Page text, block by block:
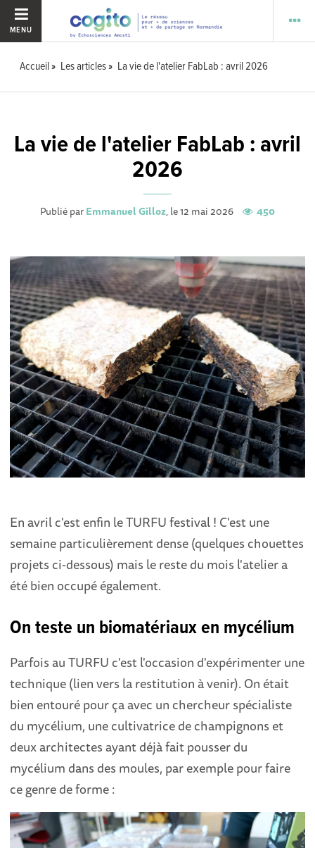
MENU
Accueil Les articles La vie de l'atelier FabLab : avril 2026
La vie de l'atelier FabLab : avril
2026
Publié parEmmanuel Gilloz, le 12 mai 2026 450
En avril c'est enfin le TURFU festival ! C'est une
semaine particulièrement dense (quelques chouettes
projets ci-dessous) mais le reste du mois l'atelier a
été bien occupé également.
On teste un biomatériaux en mycélium
Parfois au TURFU c'est l'occasion d'expérimenter une
technique (lien vers la restitution à venir). On était
bien entouré pour ça avec un chercheur spécialiste
du mycélium, une cultivatrice de champignons et
deux architectes ayant déjà fait pousser du
mycélium dans des moules, par exemple pour faire
ce genre de forme :